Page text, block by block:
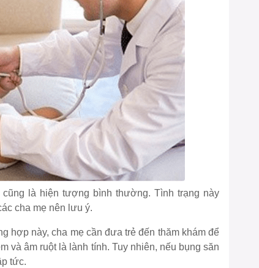
là hiện tượng bình thường. Tình trạng này
cha mẹ nên lưu ý.
hợp này, cha mẹ cần đưa trẻ đến thăm khám để
và âm ruột là lành tính. Tuy nhiên, nếu bụng săn
tức.